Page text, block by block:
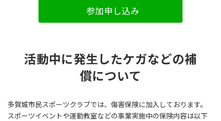
参加申し込み
活動中に発生したケガなどの補
償について
多賀城市民スポーツクラブでは、傷害保険に加入しております。
スポーツイベントや運動教室などの事業実施中の保険内容は以下